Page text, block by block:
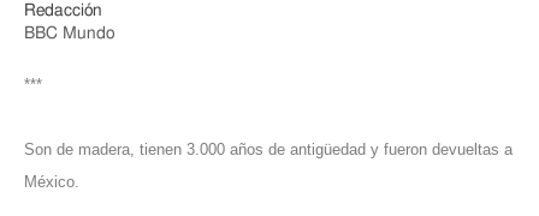
Redacción
BBC Mundo
***
Son de madera, tienen 3.000 años de antigüedad y fueron devueltas a
México.